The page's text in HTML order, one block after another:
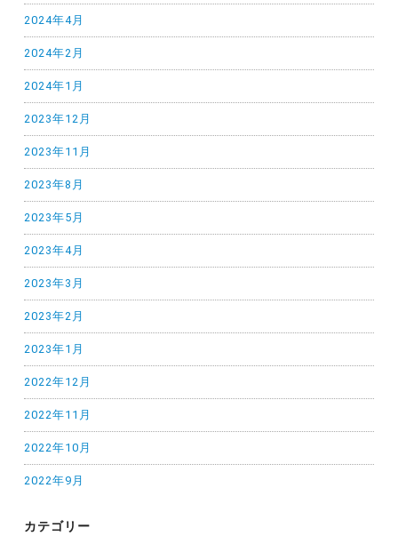
2024年4月
2024年2月
2024年1月
2023年12月
2023年11月
2023年8月
2023年5月
2023年4月
2023年3月
2023年2月
2023年1月
2022年12月
2022年11月
2022年10月
2022年9月
カテゴリー